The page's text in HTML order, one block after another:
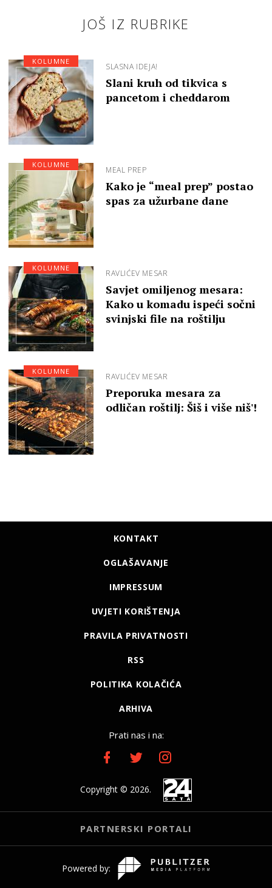
JOŠ IZ RUBRIKE
SLASNA IDEJA!
Slani kruh od tikvica s
pancetom i cheddarom
KOLUMNE
MEAL PREP
Kako je “meal prep” postao
spas za užurbane dane
KOLUMNE
RAVLIĆEV MESAR
Savjet omiljenog mesara:
Kako u komadu ispeći sočni
svinjski file na roštilju
KOLUMNE
RAVLIĆEV MESAR
Preporuka mesara za
odličan roštilj: Šiš i više niš'!
KOLUMNE
KONTAKT
OGLAŠAVANJE
IMPRESSUM
UVJETI KORIŠTENJA
PRAVILA PRIVATNOSTI
RSS
POLITIKA KOLAČIĆA
ARHIVA
Prati nas i na:
Copyright © 2026.
PARTNERSKI PORTALI
Powered by: